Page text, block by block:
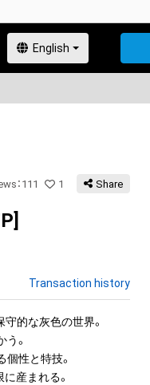
： 111 1 Share
Transaction history
的な灰色の世界。
。
性と特技。
産まれる。